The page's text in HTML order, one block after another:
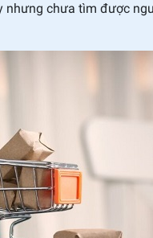
chưa tìm được